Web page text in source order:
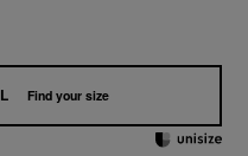
L Find your size